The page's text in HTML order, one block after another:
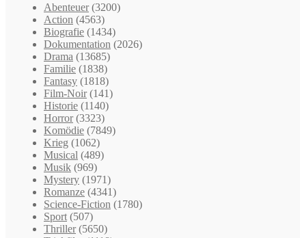
Abenteuer (3200)
Action (4563)
Biografie (1434)
Dokumentation (2026)
Drama (13685)
Familie (1838)
Fantasy (1818)
Film-Noir (141)
Historie (1140)
Horror (3323)
Komödie (7849)
Krieg (1062)
Musical (489)
Musik (969)
Mystery (1971)
Romanze (4341)
Science-Fiction (1780)
Sport (507)
Thriller (5650)